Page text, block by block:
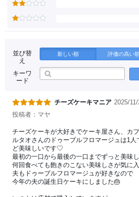
並び替
え
新しい順 評価の高い
キーワ
ード
チーズケーキマニア 2025/
投稿者：マヤ
チーズケーキが大好きでケーキ屋さん、カ
ルタオさんのドゥーブルフロマージュは1
ど美味しいです♡
最初の一口から最後の一口までずっと美味
何回食べても飽きのこない美味しさが気に入
夫もドゥーブルフロマージュが好きなので
今年の夫の誕生日ケーキにしました🎂